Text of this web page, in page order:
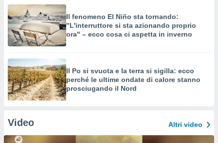
Il fenomeno El Niño sta tornando:
"L'interruttore si sta azionando proprio
ora" – ecco cosa ci aspetta in inverno
Il Po si svuota e la terra si sigilla: ecco
perché le ultime ondate di calore stanno
prosciugando il Nord
Video Altri video